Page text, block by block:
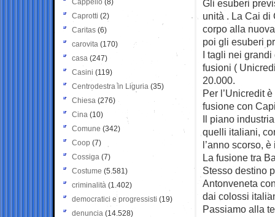
Gli esuberi
unità . La Cai di
corpo alla
poi gli esuberi
I tagli nei
fusioni (
20.000.
Per l’Unicredit
fusione con
Il piano
quelli italiani,
l’anno scorso,
La fusione tra
Stesso destino
Antonveneta
dai colossi
Passiamo alla
Cappello (8)
Caprotti (2)
Caritas (6)
carovita (170)
casa (247)
Casini (119)
Centrodestra in Liguria (35)
Chiesa (276)
Cina (10)
Comune (342)
Coop (7)
Cossiga (7)
Costume (5.581)
criminalità (1.402)
democratici e progressisti (19)
denuncia (14.528)